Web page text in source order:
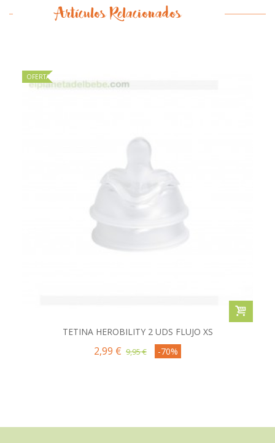
Artículos Relacionados
OFERTA
TETINA HEROBILITY 2 UDS FLUJO XS
2,99 € 9,95 € -70%